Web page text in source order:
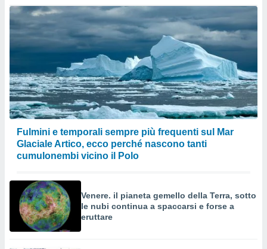
Fulmini e temporali sempre più frequenti sul Mar
Glaciale Artico, ecco perché nascono tanti
cumulonembi vicino il Polo
Venere. il pianeta gemello della Terra, sotto
le nubi continua a spaccarsi e forse a
eruttare